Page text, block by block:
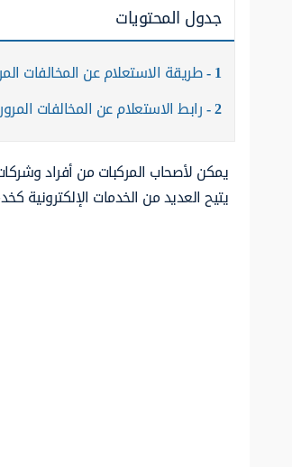
جدول المحتويات
1 طريقة الاستعلام عن المخالفات
2 رابط الاستعلام عن المخالفات
يمكن لأصحاب المركبات من أفراد
يتيح العديد من الخدمات الإلكترونية